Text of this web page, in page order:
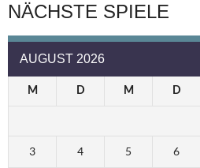
NÄCHSTE SPIELE
AUGUST 2026
M D M D
3 4 5 6